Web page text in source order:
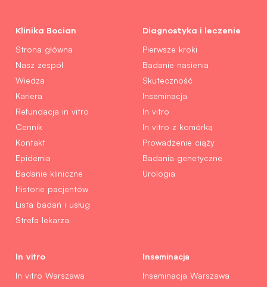
Klinika Bocian
Strona główna
Nasz zespół
Wiedza
Kariera
Refundacja in vitro
Cennik
Kontakt
Epidemia
Badanie kliniczne
Historie pacjentów
Lista badań i usług
Strefa lekarza
Diagnostyka i leczenie
Pierwsze kroki
Badanie nasienia
Skuteczność
Inseminacja
In vitro
In vitro z komórką
Prowadzenie ciąży
Badania genetyczne
Urologia
In vitro
In vitro Warszawa
Inseminacja
Inseminacja Warszawa